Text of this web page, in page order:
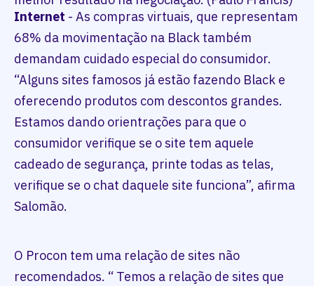
Internet - As compras virtuais, que representam
68% da movimentação na Black também
demandam cuidado especial do consumidor.
“Alguns sites famosos já estão fazendo Black e
oferecendo produtos com descontos grandes.
Estamos dando orientrações para que o
consumidor verifique se o site tem aquele
cadeado de segurança, printe todas as telas,
verifique se o chat daquele site funciona”, afirma
Salomão.
O Procon tem uma relação de sites não
recomendados. “ Temos a relação de sites que